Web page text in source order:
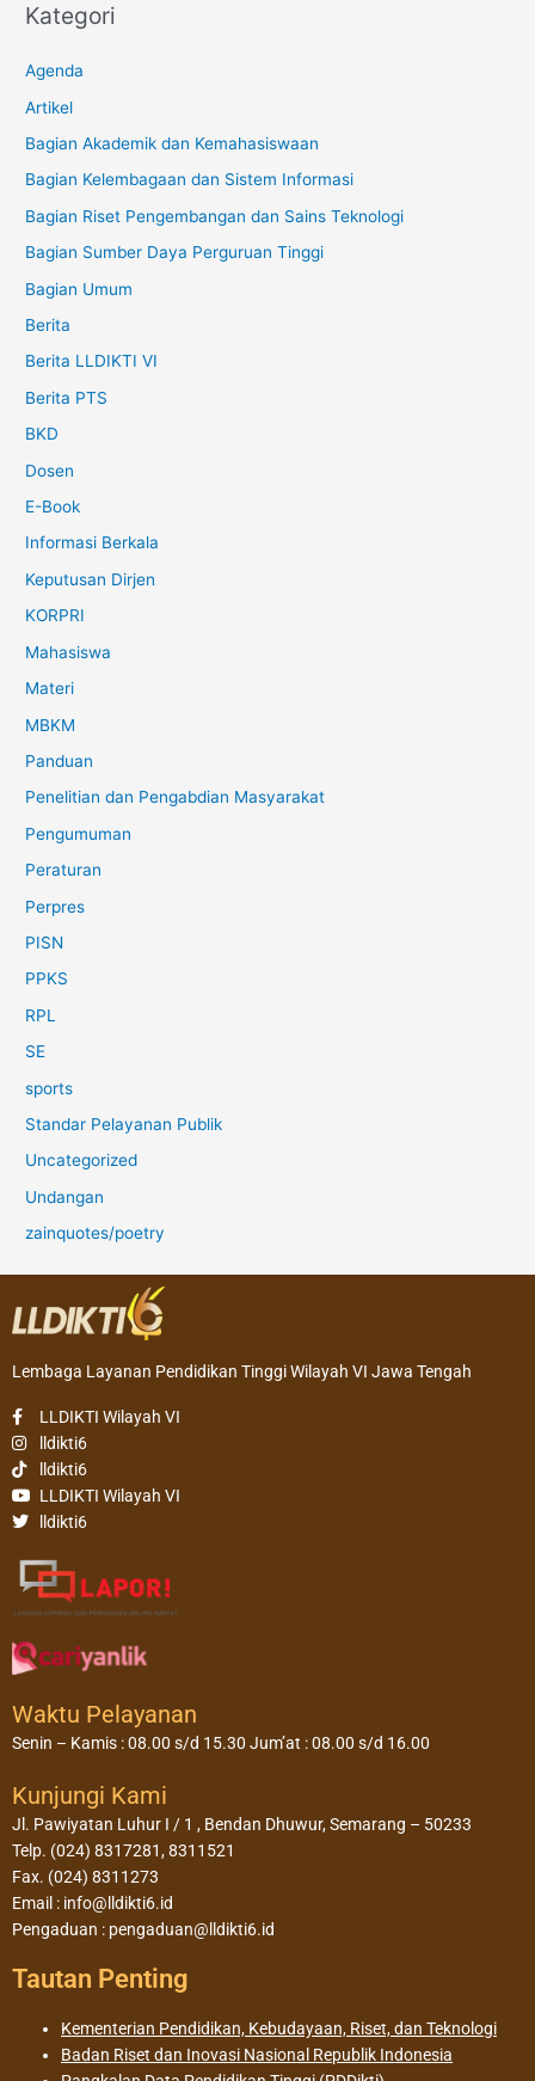
Kategori
Agenda
Artikel
Bagian Akademik dan Kemahasiswaan
Bagian Kelembagaan dan Sistem Informasi
Bagian Riset Pengembangan dan Sains Teknologi
Bagian Sumber Daya Perguruan Tinggi
Bagian Umum
Berita
Berita LLDIKTI VI
Berita PTS
BKD
Dosen
E-Book
Informasi Berkala
Keputusan Dirjen
KORPRI
Mahasiswa
Materi
MBKM
Panduan
Penelitian dan Pengabdian Masyarakat
Pengumuman
Peraturan
Perpres
PISN
PPKS
RPL
SE
sports
Standar Pelayanan Publik
Uncategorized
Undangan
zainquotes/poetry
Lembaga Layanan Pendidikan Tinggi Wilayah VI Jawa Tengah
LLDIKTI Wilayah VI
lldikti6
lldikti6
LLDIKTI Wilayah VI
lldikti6
Waktu Pelayanan
Senin – Kamis : 08.00 s/d 15.30 Jum’at : 08.00 s/d 16.00
Kunjungi Kami
Jl. Pawiyatan Luhur I / 1 , Bendan Dhuwur, Semarang – 50233
Telp. (024) 8317281, 8311521
Fax. (024) 8311273
Email : info@lldikti6.id
Pengaduan : pengaduan@lldikti6.id
Tautan Penting
Kementerian Pendidikan, Kebudayaan, Riset, dan Teknologi
Badan Riset dan Inovasi Nasional Republik Indonesia